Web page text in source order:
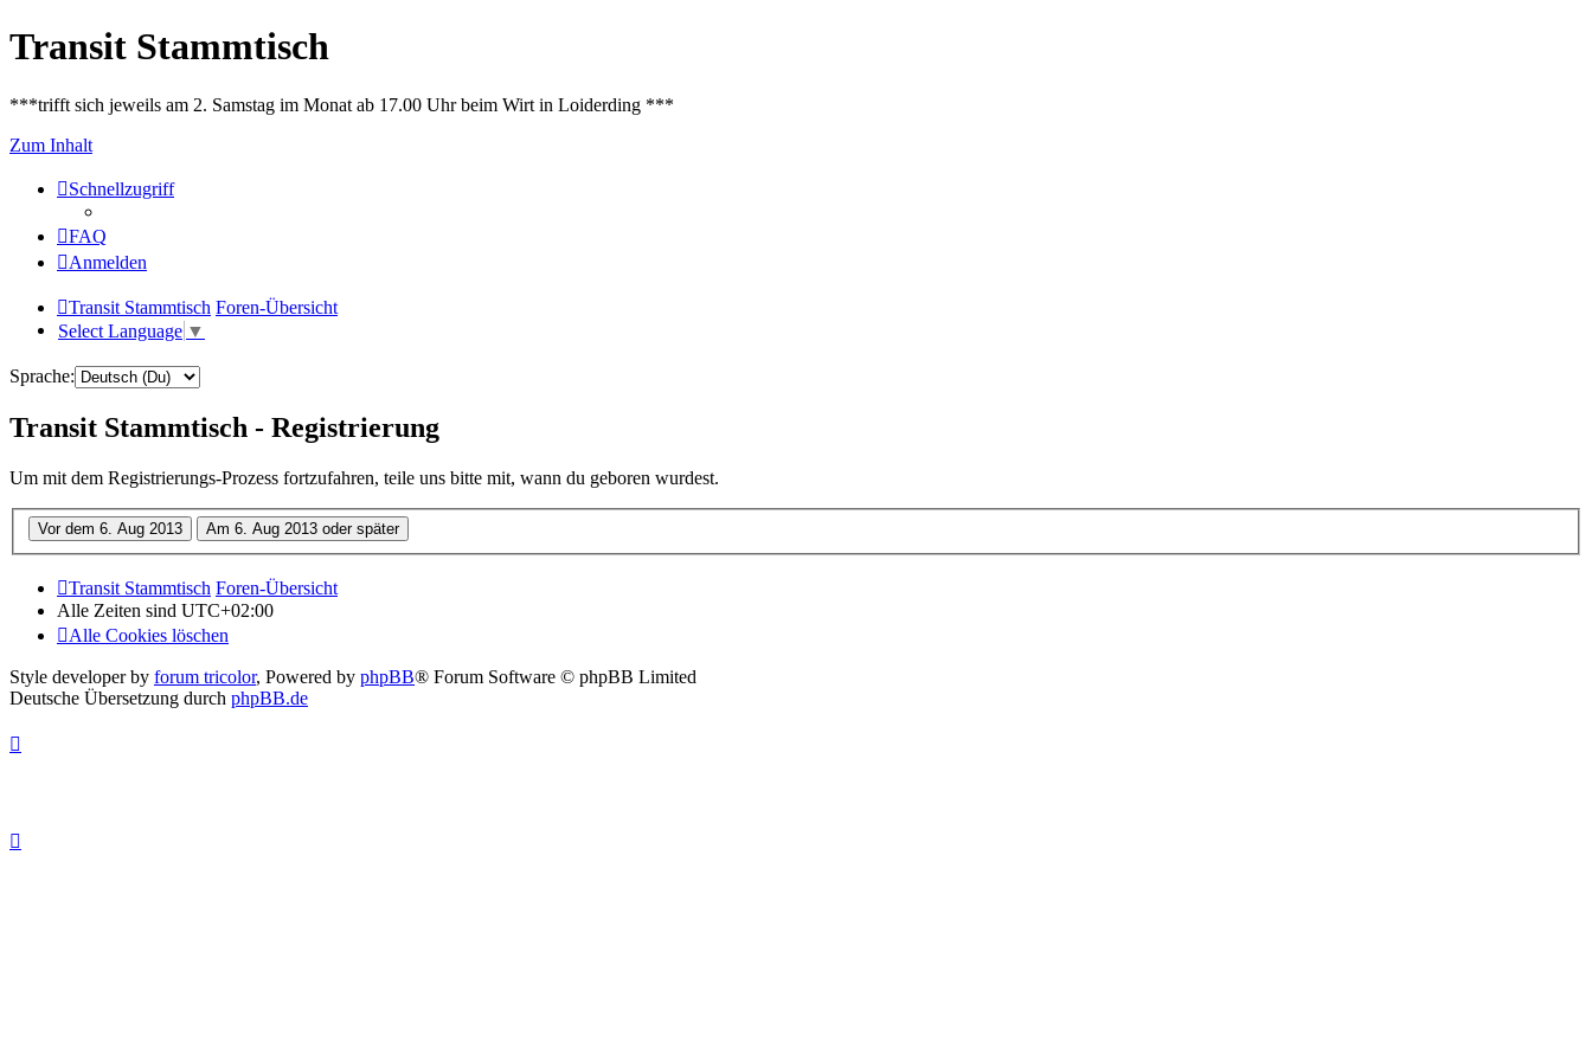
Transit Stammtisch
***trifft sich jeweils am 2. Samstag im Monat ab 17.00 Uhr beim Wirt in Loiderding ***
Zum Inhalt
Schnellzugriff
FAQ
Anmelden
Transit Stammtisch Foren-Übersicht
Select Language ▼
Sprache:
Transit Stammtisch - Registrierung
Um mit dem Registrierungs-Prozess fortzufahren, teile uns bitte mit, wann du geboren wurdest.
Transit Stammtisch Foren-Übersicht
Alle Zeiten sind UTC+02:00
Alle Cookies löschen
Style developer by forum tricolor, Powered by phpBB® Forum Software © phpBB Limited
Deutsche Übersetzung durch phpBB.de